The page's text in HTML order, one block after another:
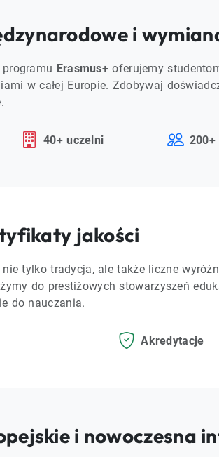
i
Erasmus+ oferujemy
w całej Europie. Zdobywaj
40+ uczelni
jakości
tylko tradycja, ale także liczne
do prestiżowych stowarzyszeń
do nauczania.
Akredytacje
i nowoczesna